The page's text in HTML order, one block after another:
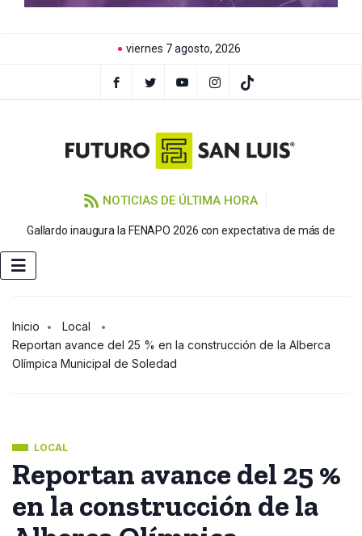
viernes 7 agosto, 2026
NOTICIAS DE ÚLTIMA HORA
Gallardo inaugura la FENAPO 2026 con expectativa de más de
Inicio
Local
Reportan avance del 25 % en la construcción de la Alberca
Olímpica Municipal de Soledad
LOCAL
Reportan avance del 25 %
en la construcción de la